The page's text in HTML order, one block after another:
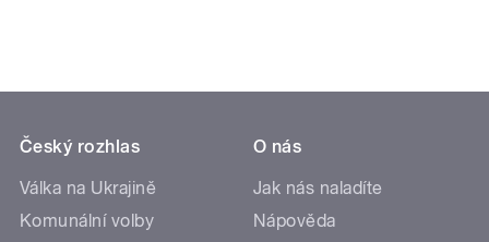
Český rozhlas
Válka na Ukrajině
Komunální volby
O nás
Jak nás naladíte
Nápověda